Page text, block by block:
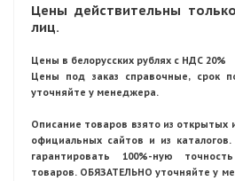
Цены действительны
лиц.
Цены в белорусских рублях с НДС 20%
Цены под заказ справочные, срок
уточняйте у менеджера.
Описание товаров взято из открытых
официальных сайтов и из
гарантировать 100%-ную
товаров. ОБЯЗАТЕЛЬНО уточняйте у